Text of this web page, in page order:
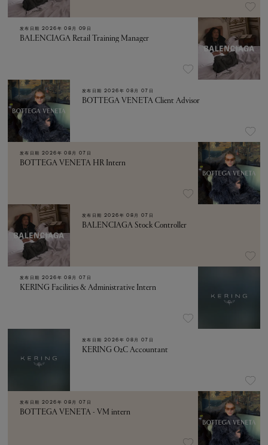
发布日期 2026年 08月 09日
BALENCIAGA Retail Training Manager
发布日期 2026年 08月 07日
BOTTEGA VENETA Client Advisor
发布日期 2026年 08月 07日
BOTTEGA VENETA HR Intern
发布日期 2026年 08月 07日
BALENCIAGA Stock Controller
发布日期 2026年 08月 07日
KERING Facilities & Administrative Intern
发布日期 2026年 08月 07日
KERING O2C Accountant
发布日期 2026年 08月 07日
BOTTEGA VENETA - VM intern